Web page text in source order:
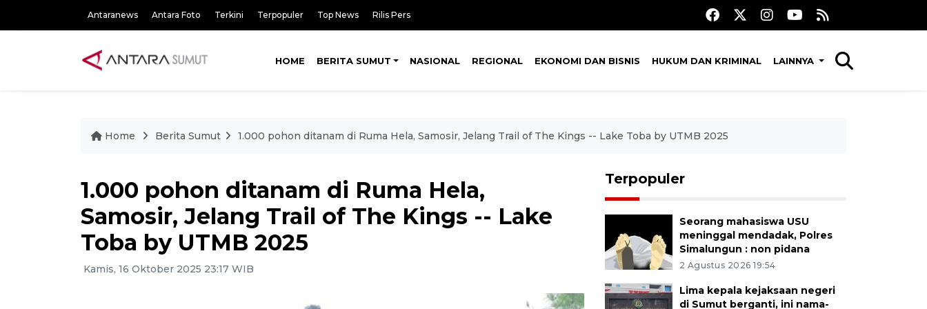
Antaranews Antara Foto Terkini Terpopuler Top News Rilis Pers
HOME BERITA SUMUT NASIONAL REGIONAL EKONOMI DAN BISNIS HUKUM DAN KRIMINAL LAINNYA
Home Berita Sumut 1.000 pohon ditanam di Ruma Hela, Samosir, Jelang Trail of The Kings -- Lake Toba by UTMB 2025
1.000 pohon ditanam di Ruma Hela,
Samosir, Jelang Trail of The Kings -- Lake
Toba by UTMB 2025
Kamis, 16 Oktober 2025 23:17 WIB
Terpopuler
Seorang mahasiswa USU
meninggal mendadak, Polres
Simalungun : non pidana
2 Agustus 2026 19:54
Lima kepala kejaksaan negeri
di Sumut berganti, ini nama-